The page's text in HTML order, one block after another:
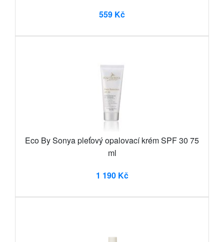
559 Kč
Eco By Sonya pleťový opalovací krém SPF 30 75
ml
1 190 Kč